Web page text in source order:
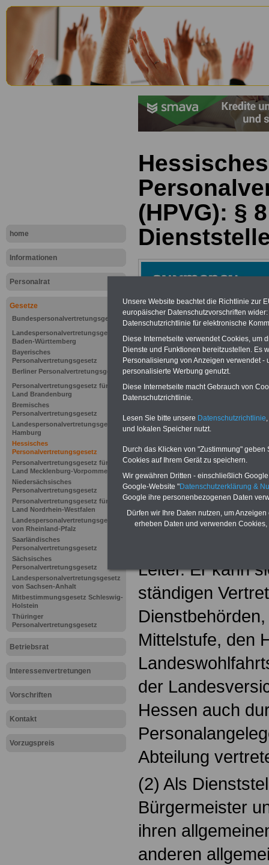
home
Informationen
Personalrat
Gesetze
Bundespersonalvertretungsgesetz
Landespersonalvertretungsgesetz
Baden-Württemberg
Bayerisches
Personalvertretungsgesetz
Berliner Personalvertretungsgesetz
Personalvertretungsgesetz für das
Land Brandenburg
Bremisches
Personalvertretungsgesetz
Landespersonalvertretungsgesetz
Hamburg
Hessisches
Personalvertretungsgesetz
Personalvertretungsgesetz für das
Land Mecklenburg-Vorpommern
Niedersächsisches
Personalvertretungsgesetz
Personalvertretungsgesetz für das
Land Nordrhein-Westfalen
Landespersonalvertretungsgesetz
von Rheinland-Pfalz
Saarländisches
Personalvertretungsgesetz
Sächsisches
Personalvertretungsgesetz
Landespersonalvertretungsgesetz
von Sachsen-Anhalt
Mitbestimmungsgesetz Schleswig-
Holstein
Thüringer
Personalvertretungsgesetz
Betriebsrat
Interessenvertretungen
Vorschriften
Kontakt
Vorzugspreis
Hessisches
(HPVG): § 8
Zur Übersicht
§ 8
Leiter. Er kann
ständigen
Mittelstufe, den
der
Hessen auch
Abteilung
(2) Als
Bürgermeister
ihren
anderen
Unsere Website beachtet die Richtlinie zur
europäischer Datenschutzvorschriften
Datenschutzrichtlinie für elektronische
Diese Internetseite verwendet Cookies, um
Dienste und Funktionen bereitzustellen. Es
Personalisierung von Anzeigen verwendet
personalisierte Werbung genutzt.
Diese Internetseite macht Gebrauch von
Datenschutzrichtlinie.
Lesen Sie bitte unsere Datenschutzrichtlinie
und lokalen Speicher nutzt.
Durch das Klicken von "Zustimmung"
Cookies auf Ihrem Gerät zu speichern.
Wir gewähren Dritten - einschließlich
Google-Website "Datenschutzerklärung &
Google ihre personenbezogenen Daten
Dürfen wir Ihre Daten nutzen, um
erheben Daten und verwenden